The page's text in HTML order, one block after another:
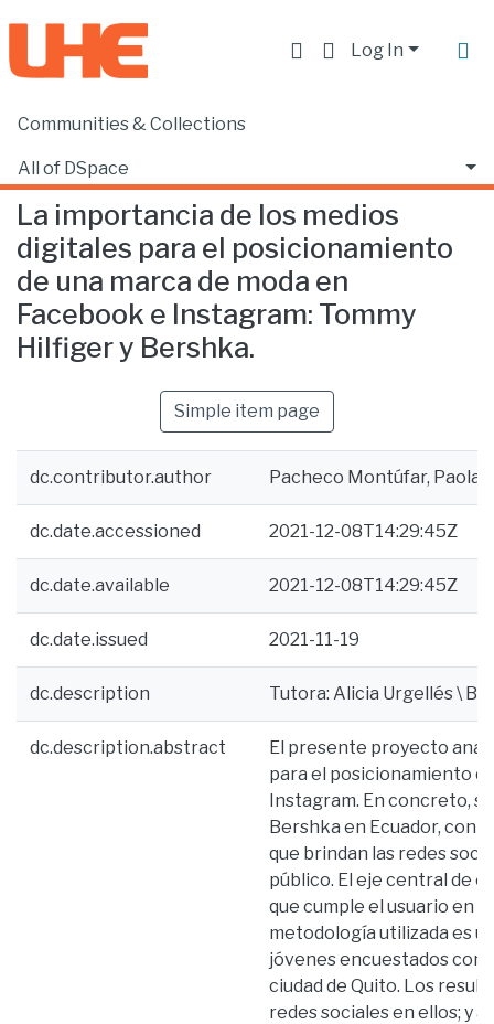
Log In
Communities & Collections
All of DSpace
Statistics
Home
La importancia de los medios
digitales para el posicionamiento
de una marca de moda en
Facebook e Instagram: Tommy
Hilfiger y Bershka.
Simple item page
dc.contributor.author Pacheco Montúfar, Paola
dc.date.accessioned 2021-12-08T14:29:45Z
dc.date.available 2021-12-08T14:29:45Z
dc.date.issued 2021-11-19
dc.description Tutora: Alicia Urgellés \
dc.description.abstract
El presente proyecto
para el posicionamiento
Instagram. En concreto,
Bershka en Ecuador, con
que brindan las redes
público. El eje central de
que cumple el usuario en
metodología utilizada es
jóvenes encuestados con
ciudad de Quito. Los
redes sociales en ellos; y